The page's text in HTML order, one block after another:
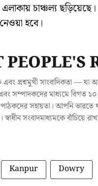
চাঞ্চল্য
হবে।
PEOPLE'S
এবং প্রশ্নমুখী সাংবাদিকতা —
সম্পাদকদের মাধ্যমে বিগত ১০
সহায়তা। আপনি ভারতে
সংবাদমাধ্যমকে বাঁচিয়ে
Kanpur Dowry